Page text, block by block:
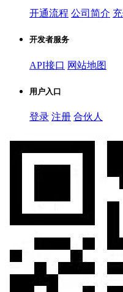
开通流程 公司简介
开发者服务
API接口 网站地图
用户入口
登录 注册 合伙人